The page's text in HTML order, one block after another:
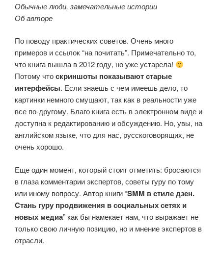
Обычные люди, замечательные истории
Об авторе
По поводу практических советов. Очень много
примеров и ссылок “на почитать”. Примечательно то,
что книга вышла в 2012 году, но уже устарела!
Потому чтоскриншоты показывают старые
интерфейсы. Если знаешь с чем имеешь дело, то
картинки немного смущают, так как в реальности уже
все по-другому. Благо книга есть в электронном виде и
доступна к редактированию и обсуждению. Но, увы, на
английском языке, что для нас, русскоговорящих, не
очень хорошо.
Еще один момент, который стоит отметить: бросаются
в глаза комментарии экспертов, советы гуру по тому
или иному вопросу. Автор книги “SMM в стиле дзен.
Cтань гуру продвижения в социальных сетях и
новых медиа” как бы намекает нам, что выражает не
только свою личную позицию, но и мнение экспертов в
отрасли.